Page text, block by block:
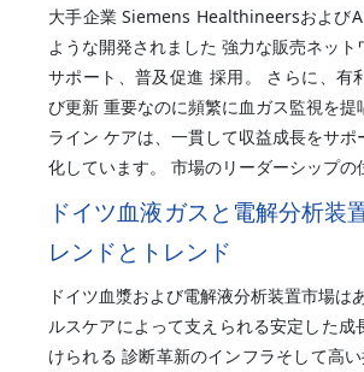
大手企業 Siemens Healthineersおよび
ような開発されました 強力な販売ネット
サポート、普及促進 採用。 さらに、有
び更新 重要なのに頻繁に血ガス監視を提
ライン ケアは、一貫して収益成長をサポ
化しています。 市場のリーダーシップの
ドイツ血液ガスと電解分析装
レンドとトレンド
ドイツ血漿および電解液分析装置市場は
ルスケアによって支えられる安定した成
けられる 診断革新のインフラそして高